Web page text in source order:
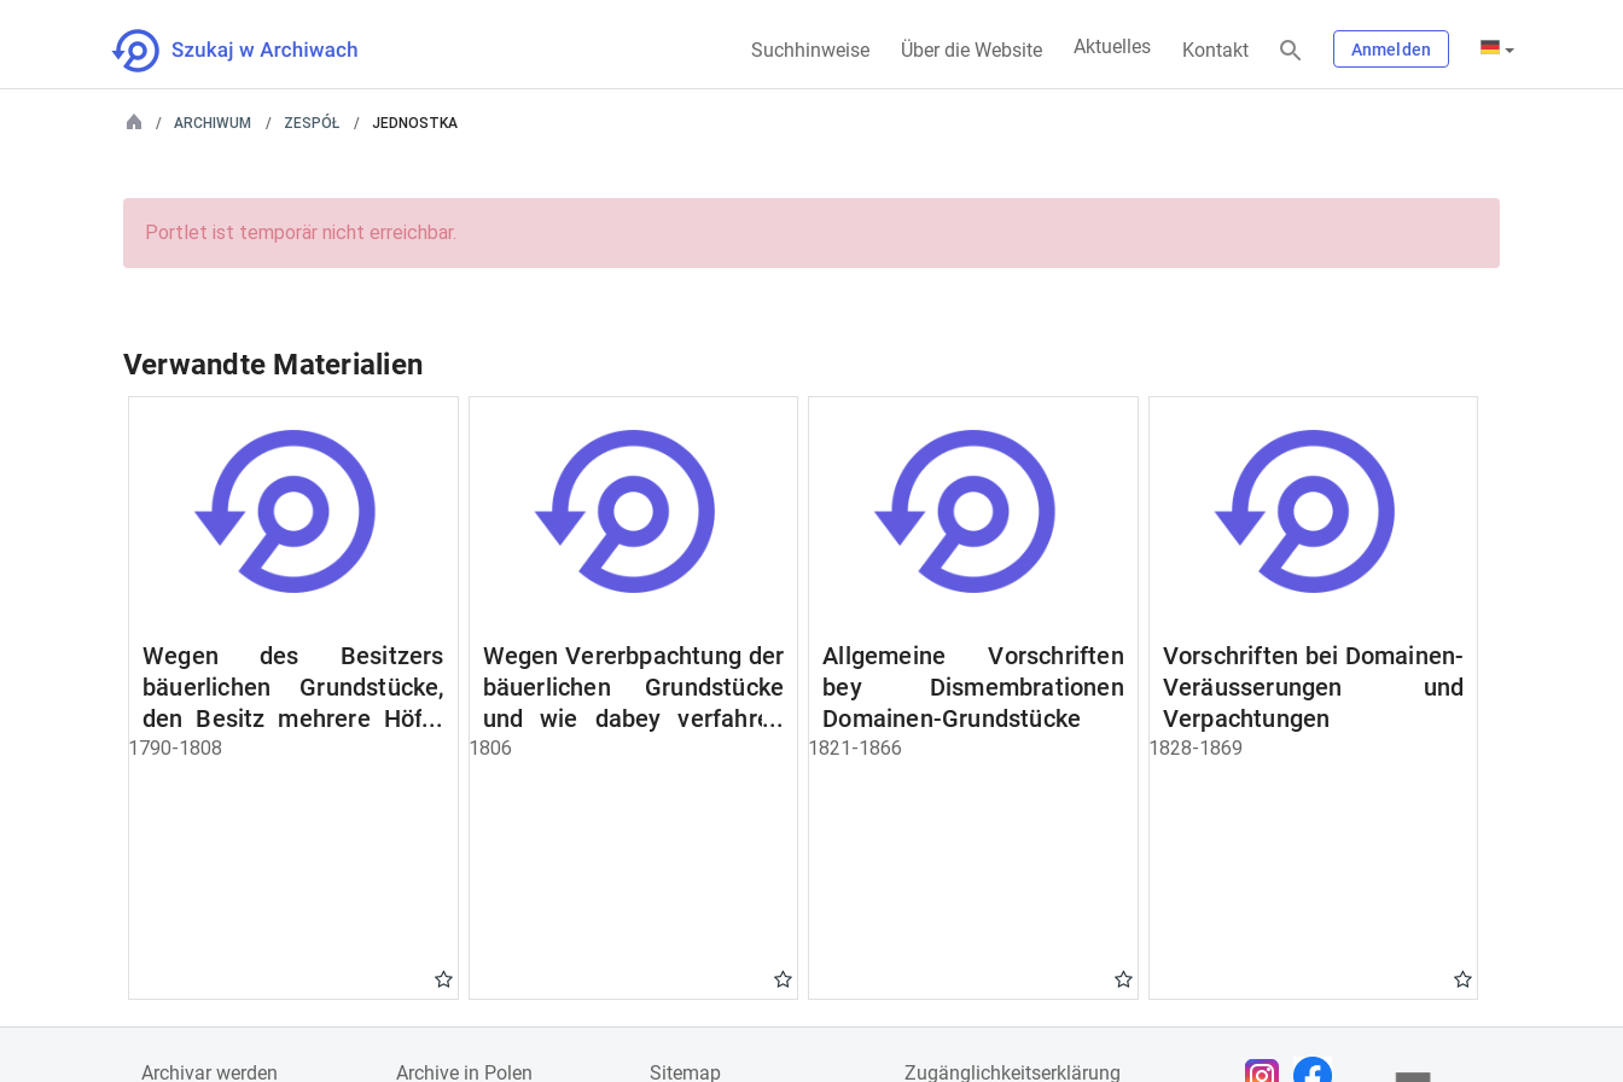
Suchhinweise Über die Website Aktuelles Kontakt Anmelden
ARCHIWUM ZESPÓŁ JEDNOSTKA
Portlet ist temporär nicht erreichbar.
Verwandte Materialien
Wegen des Besitzers
bäuerlichen Grundstücke,
den Besitz mehrere Höfe.
Instruction wegen der
1790-1808
Wegen Vererbpachtung der
bäuerlichen Grundstücke
und wie dabey verfahren
werden soll
1806
Allgemeine Vorschriften
bey Dismembrationen
Domainen-Grundstücke
1821-1866
Vorschriften bei Domainen-
Veräusserungen und
Verpachtungen
1828-1869
Archivar werden Archive in Polen Sitemap Zugänglichkeitserklärung